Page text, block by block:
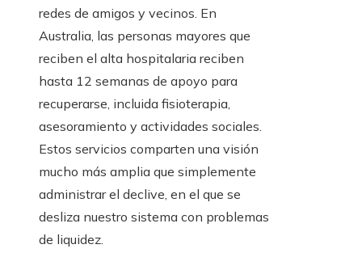
redes de amigos y vecinos. En
Australia, las personas mayores que
reciben el alta hospitalaria reciben
hasta 12 semanas de apoyo para
recuperarse, incluida fisioterapia,
asesoramiento y actividades sociales.
Estos servicios comparten una visión
mucho más amplia que simplemente
administrar el declive, en el que se
desliza nuestro sistema con problemas
de liquidez.